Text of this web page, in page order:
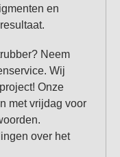
en
Neem
Wij
Onze
met vrijdag voor
over het